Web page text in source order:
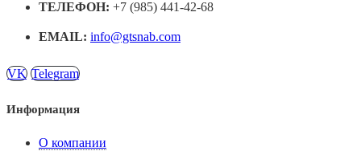
ТЕЛЕФОН: +7 (985) 441-42-68
EMAIL: info@gtsnab.com
VK Telegram
Информация
О компании